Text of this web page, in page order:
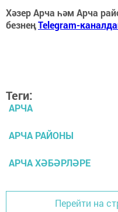
Хәзер Арча һәм Арча
безнеңTelegram-
Теги:
АРЧА
АРЧА РАЙОНЫ
АРЧА ХӘБӘРЛӘРЕ
Перейти на